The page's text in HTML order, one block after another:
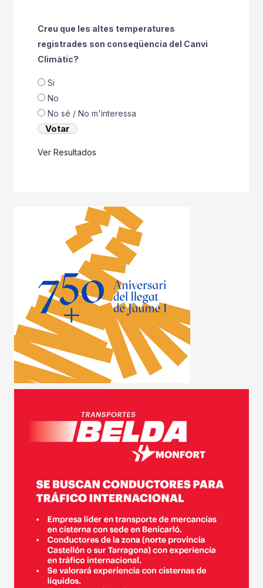
Creu que les altes temperatures
registrades son conseqüencia del Canvi
Climàtic?
Si
No
No sé / No m'ìnteressa
Ver Resultados